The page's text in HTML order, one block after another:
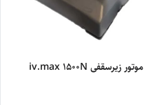
موتور زیرسقفی iv.max ۱۵۰۰N